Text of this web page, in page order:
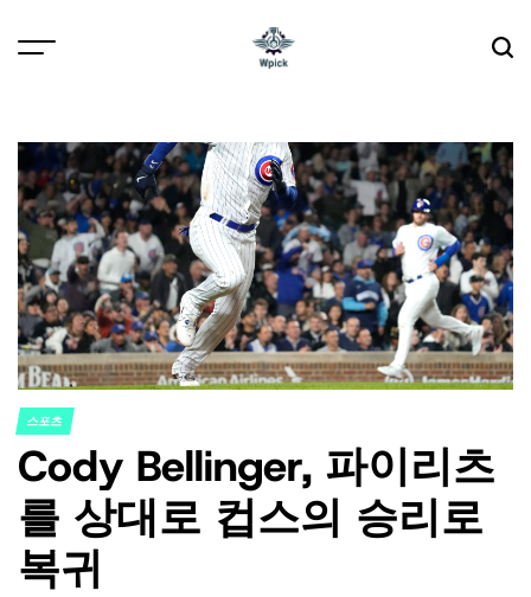
POSTED
IN
스포츠
Cody Bellinger, 파이리츠
를 상대로 컵스의 승리로
복귀